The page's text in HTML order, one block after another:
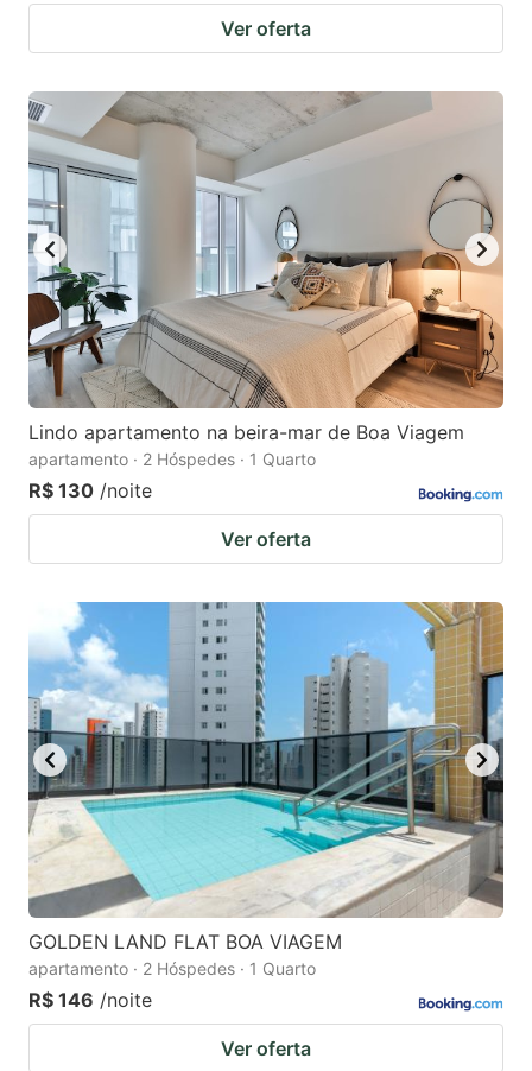
Ver oferta
Lindo apartamento na beira-mar de Boa Viagem
apartamento · 2 Hóspedes · 1 Quarto
R$ 130 /noite
Ver oferta
GOLDEN LAND FLAT BOA VIAGEM
apartamento · 2 Hóspedes · 1 Quarto
R$ 146 /noite
Ver oferta